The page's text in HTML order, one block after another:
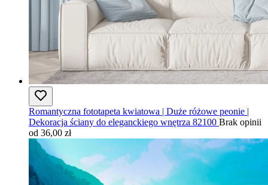
Romantyczna fototapeta kwiatowa | Duże różowe peonie |
Dekoracja ściany do eleganckiego wnętrza 82100 Brak opinii
od 36,00 zł